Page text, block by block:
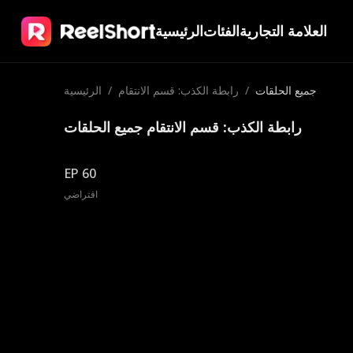
الرئيسيةالفئاتالعلامة التجارية
الرئيسية / رابطة الكذب: قسم الانتقام / جميع الحلقات
رابطة الكذب: قسم الانتقام جميع الحلقات
EP 60
افتراضي